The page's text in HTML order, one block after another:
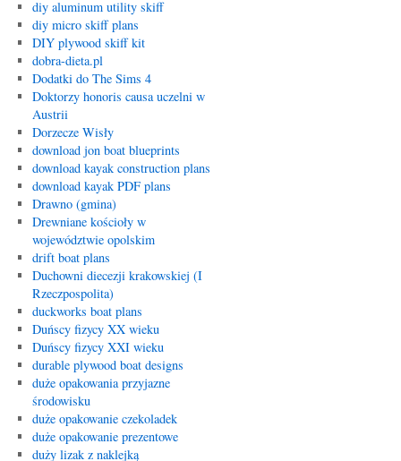
diy aluminum utility skiff
diy micro skiff plans
DIY plywood skiff kit
dobra-dieta.pl
Dodatki do The Sims 4
Doktorzy honoris causa uczelni w
Austrii
Dorzecze Wisły
download jon boat blueprints
download kayak construction plans
download kayak PDF plans
Drawno (gmina)
Drewniane kościoły w
województwie opolskim
drift boat plans
Duchowni diecezji krakowskiej (I
Rzeczpospolita)
duckworks boat plans
Duńscy fizycy XX wieku
Duńscy fizycy XXI wieku
durable plywood boat designs
duże opakowania przyjazne
środowisku
duże opakowanie czekoladek
duże opakowanie prezentowe
duży lizak z naklejką